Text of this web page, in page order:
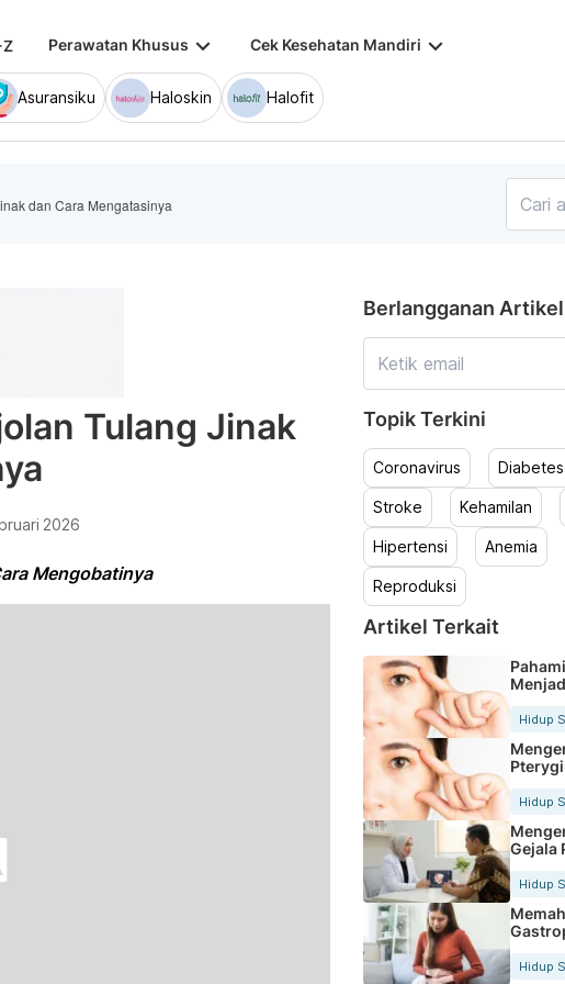
Z Perawatan Khusus keyboard_arrow_down Cek Kesehatan Mandiri keyboard_arrow_down
Asuransiku Haloskin Halofit
dan Cara Mengatasinya
Tulang Jinak
2026
Mengobatinya
Berlangganan
Topik Terkini
Coronavirus Diabetes
Stroke Kehamilan
Hipertensi Anemia
Reproduksi
Artikel Terkait
Hidup
Hidup
Gejala
Tubuh
Hidup
Rekam
Hidup